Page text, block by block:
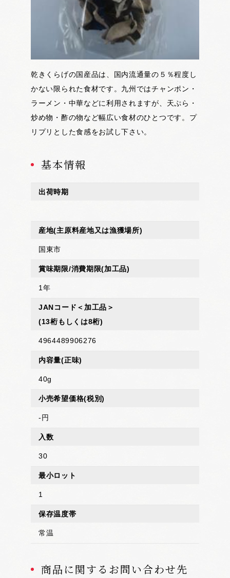
乾きくらげの国産品は、国内流通量の５％程度し
かない限られた食材です。九州ではチャンポン・
ラーメン・中華などに利用されますが、天ぷら・
炒め物・酢の物など幅広い食材のひとつです。プ
リプリとした食感をお試し下さい。
基本情報
出荷時期
産地(主原料産地又は漁獲場所)
国東市
賞味期限/消費期限(加工品)
1年
JANコード＜加工品＞
(13桁もしくは8桁)
4964489906276
内容量(正味)
40g
小売希望価格(税別)
-円
入数
30
最小ロット
1
保存温度帯
常温
商品に関するお問い合わせ先